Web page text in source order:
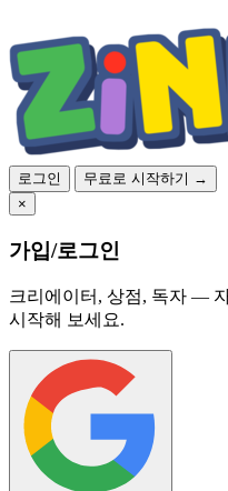
로그인
무료로 시작하기 →
×
가입/로그인
크리에이터, 상점, 독자 —
시작해 보세요.